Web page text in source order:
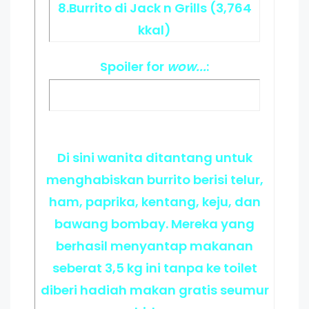
8.Burrito di Jack n Grills (3,764
kkal)
Spoiler for wow...:
Di sini wanita ditantang untuk
menghabiskan burrito berisi telur,
ham, paprika, kentang, keju, dan
bawang bombay. Mereka yang
berhasil menyantap makanan
seberat 3,5 kg ini tanpa ke toilet
diberi hadiah makan gratis seumur